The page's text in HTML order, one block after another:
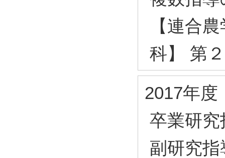
【連合
科】 第
2017年度
卒業研
副研究